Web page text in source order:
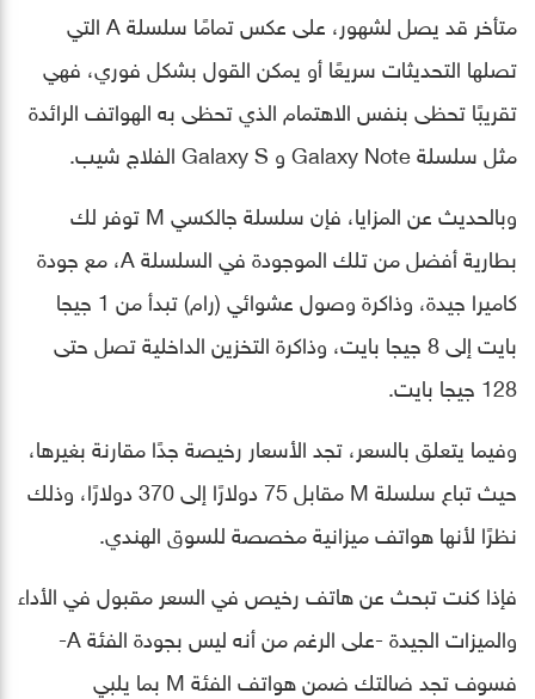
متأخر قد يصل لشهور، على عكس تمامًا سلسلة A التي
تصلها التحديثات سريعًا أو يمكن القول بشكل فوري، فهي
تقريبًا تحظى بنفس الاهتمام الذي تحظى به الهواتف الرائدة
مثل سلسلة Galaxy Note و Galaxy S الفلاج شيب.
وبالحديث عن المزايا، فإن سلسلة جالكسي M توفر لك
بطارية أفضل من تلك الموجودة في السلسلة A، مع جودة
كاميرا جيدة، وذاكرة وصول عشوائي (رام) تبدأ من 1 جيجا
بايت إلى 8 جيجا بايت، وذاكرة التخزين الداخلية تصل حتى
128 جيجا بايت.
وفيما يتعلق بالسعر، تجد الأسعار رخيصة جدًا مقارنة بغيرها،
حيث تباع سلسلة M مقابل 75 دولارًا إلى 370 دولارًا، وذلك
نظرًا لأنها هواتف ميزانية مخصصة للسوق الهندي.
فإذا كنت تبحث عن هاتف رخيص في السعر مقبول في الأداء
والميزات الجيدة -على الرغم من أنه ليس بجودة الفئة A-
فسوف تجد ضالتك ضمن هواتف الفئة M بما يلبي